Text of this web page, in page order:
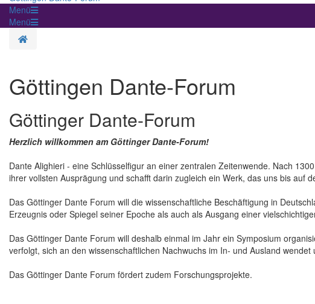
Menü
Menü
Homepage
Göttingen Dante-Forum
Göttinger Dante-Forum
Herzlich willkommen am Göttinger Dante-Forum!
Dante Alighieri - eine Schlüsselfigur an einer zentralen Zeitenwende. Nach
ihrer vollsten Ausprägung und schafft darin zugleich ein Werk, das uns bis auf
Das Göttinger Dante Forum will die wissenschaftliche Beschäftigung in
Erzeugnis oder Spiegel seiner Epoche als auch als Ausgang einer
Das Göttinger Dante Forum will deshalb einmal im Jahr ein Symposium
verfolgt, sich an den wissenschaftlichen Nachwuchs im In- und Ausland
Das Göttinger Dante Forum fördert zudem Forschungsprojekte.